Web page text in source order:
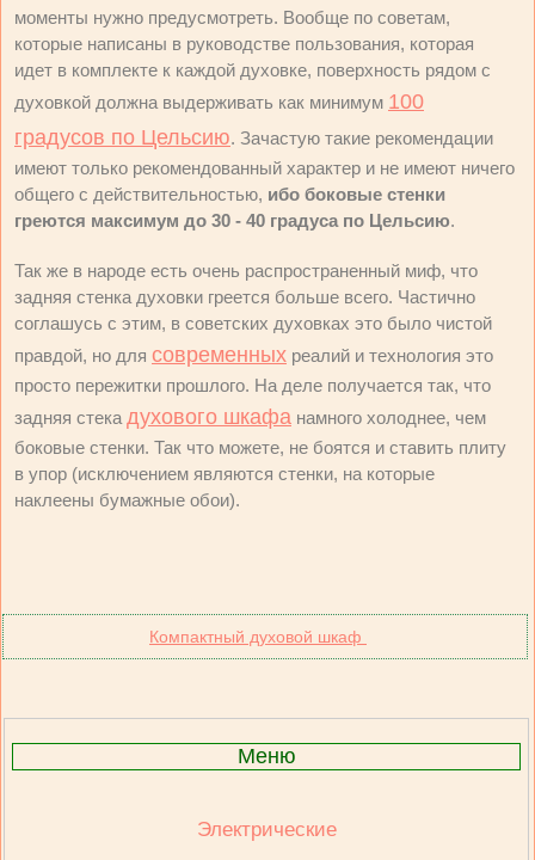
моменты нужно предусмотреть. Вообще по советам,
которые написаны в руководстве пользования, которая
идет в комплекте к каждой духовке, поверхность рядом с
духовкой должна выдерживать как минимум 100
градусов по Цельсию. Зачастую такие рекомендации
имеют только рекомендованный характер и не имеют ничего
общего с действительностью, ибо боковые стенки
греются максимум до 30 - 40 градуса по Цельсию.
Так же в народе есть очень распространенный миф, что
задняя стенка духовки греется больше всего. Частично
соглашусь с этим, в советских духовках это было чистой
правдой, но для современных реалий и технология это
просто пережитки прошлого. На деле получается так, что
задняя стека духового шкафа намного холоднее, чем
боковые стенки. Так что можете, не боятся и ставить плиту
в упор (исключением являются стенки, на которые
наклеены бумажные обои).
Компактный духовой шкаф
Меню
Электрические